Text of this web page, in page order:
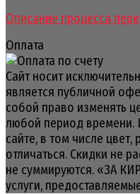
Описание процесса
Оплата
Сайт носит
является публичной
собой право изменять
любой период времени.
сайте, в том числе цвет,
отличаться. Скидки не
не суммируются. «ЗА
услуги,